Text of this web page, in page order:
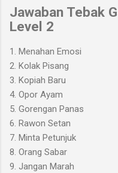
Jawaban Tebak
Level 2
1. Menahan Emosi
2. Kolak Pisang
3. Kopiah Baru
4. Opor Ayam
5. Gorengan Panas
6. Rawon Setan
7. Minta Petunjuk
8. Orang Sabar
9. Jangan Marah